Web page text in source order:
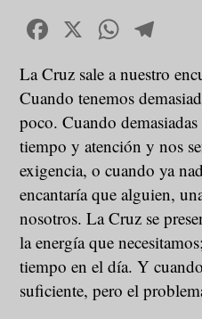
Facebook
X
La Cruz sale a nuestro
Cuando tenemos
poco. Cuando
tiempo y atención y nos
exigencia, o cuando ya
encantaría que alguien,
nosotros. La Cruz se
la energía que
tiempo en el día. Y
suficiente, pero el